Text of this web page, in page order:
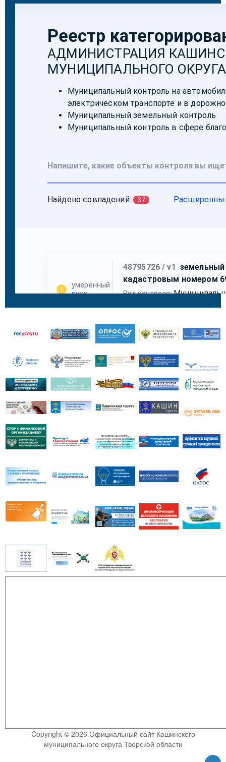
Copyright © 2026 Официальный сайт Кашинского
муниципального округа Тверской области